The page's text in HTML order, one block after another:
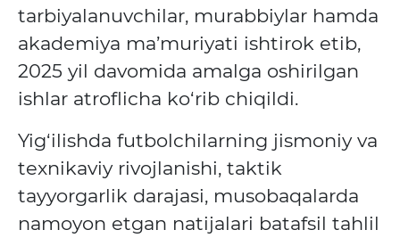
tarbiyalanuvchilar, murabbiylar hamda
akademiya ma’muriyati ishtirok etib,
2025 yil davomida amalga oshirilgan
ishlar atroflicha ko‘rib chiqildi.
Yig‘ilishda futbolchilarning jismoniy va
texnikaviy rivojlanishi, taktik
tayyorgarlik darajasi, musobaqalarda
namoyon etgan natijalari batafsil tahlil